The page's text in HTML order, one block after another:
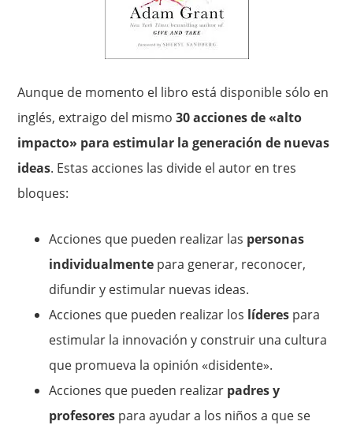
Aunque de momento el libro está disponible sólo en
inglés, extraigo del mismo30 acciones de «alto
impacto» para estimular la generación de nuevas
ideas. Estas acciones las divide el autor en tres
bloques:
Acciones que pueden realizar las personas
individualmente para generar, reconocer,
difundir y estimular nuevas ideas.
Acciones que pueden realizar los líderes para
estimular la innovación y construir una cultura
que promueva la opinión «disidente».
Acciones que pueden realizar padres y
profesores para ayudar a los niños a que se